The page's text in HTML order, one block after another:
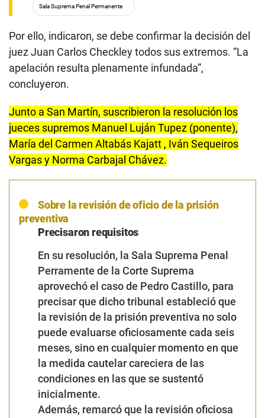
Sala Suprema Penal Permanente
Por ello, indicaron, se debe confirmar la decisión del
juez Juan Carlos Checkley todos sus extremos. “La
apelación resulta plenamente infundada”,
concluyeron.
Junto a San Martín, suscribieron la resolución los
jueces supremos Manuel Luján Tupez (ponente),
María del Carmen Altabás Kajatt , Iván Sequeiros
Vargas y Norma Carbajal Chávez.
Sobre la revisión de oficio de la prisión
preventiva
Precisaron requisitos
En su resolución, la Sala Suprema Penal
Perramente de la Corte Suprema
aprovechó el caso de Pedro Castillo, para
precisar que dicho tribunal estableció que
la revisión de la prisión preventiva no solo
puede evaluarse oficiosamente cada seis
meses, sino en cualquier momento en que
la medida cautelar careciera de las
condiciones en las que se sustentó
inicialmente.
Además, remarcó que la revisión oficiosa